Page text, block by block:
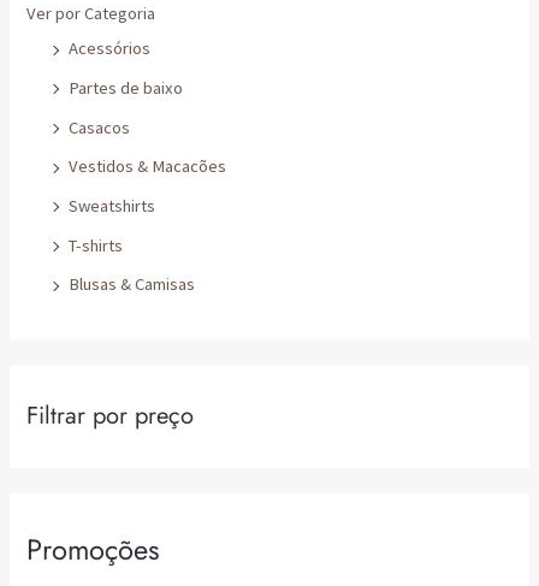
Ver por Categoria
Acessórios
Partes de baixo
Casacos
Vestidos & Macacões
Sweatshirts
T-shirts
Blusas & Camisas
Filtrar por preço
Promoções